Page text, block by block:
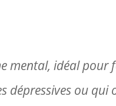
mental, idéal
dépressives ou qui